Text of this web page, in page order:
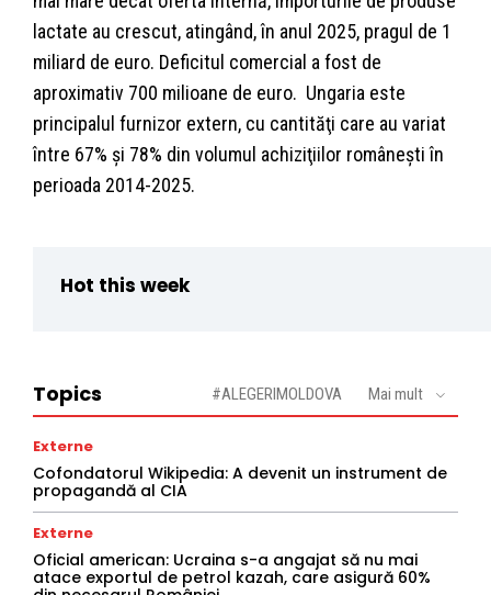
lactate au crescut, atingând, în anul 2025, pragul de 1
miliard de euro. Deficitul comercial a fost de
aproximativ 700 milioane de euro. Ungaria este
principalul furnizor extern, cu cantităţi care au variat
între 67% şi 78% din volumul achiziţiilor româneşti în
perioada 2014-2025.
Hot this week
Topics #ALEGERIMOLDOVA Mai mult
Externe
Cofondatorul Wikipedia: A devenit un instrument de
propagandă al CIA
Externe
Oficial american: Ucraina s-a angajat să nu mai
atace exportul de petrol kazah, care asigură 60%